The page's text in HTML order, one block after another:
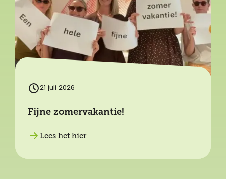
21 juli 2026
Fijne zomervakantie!
Lees het hier